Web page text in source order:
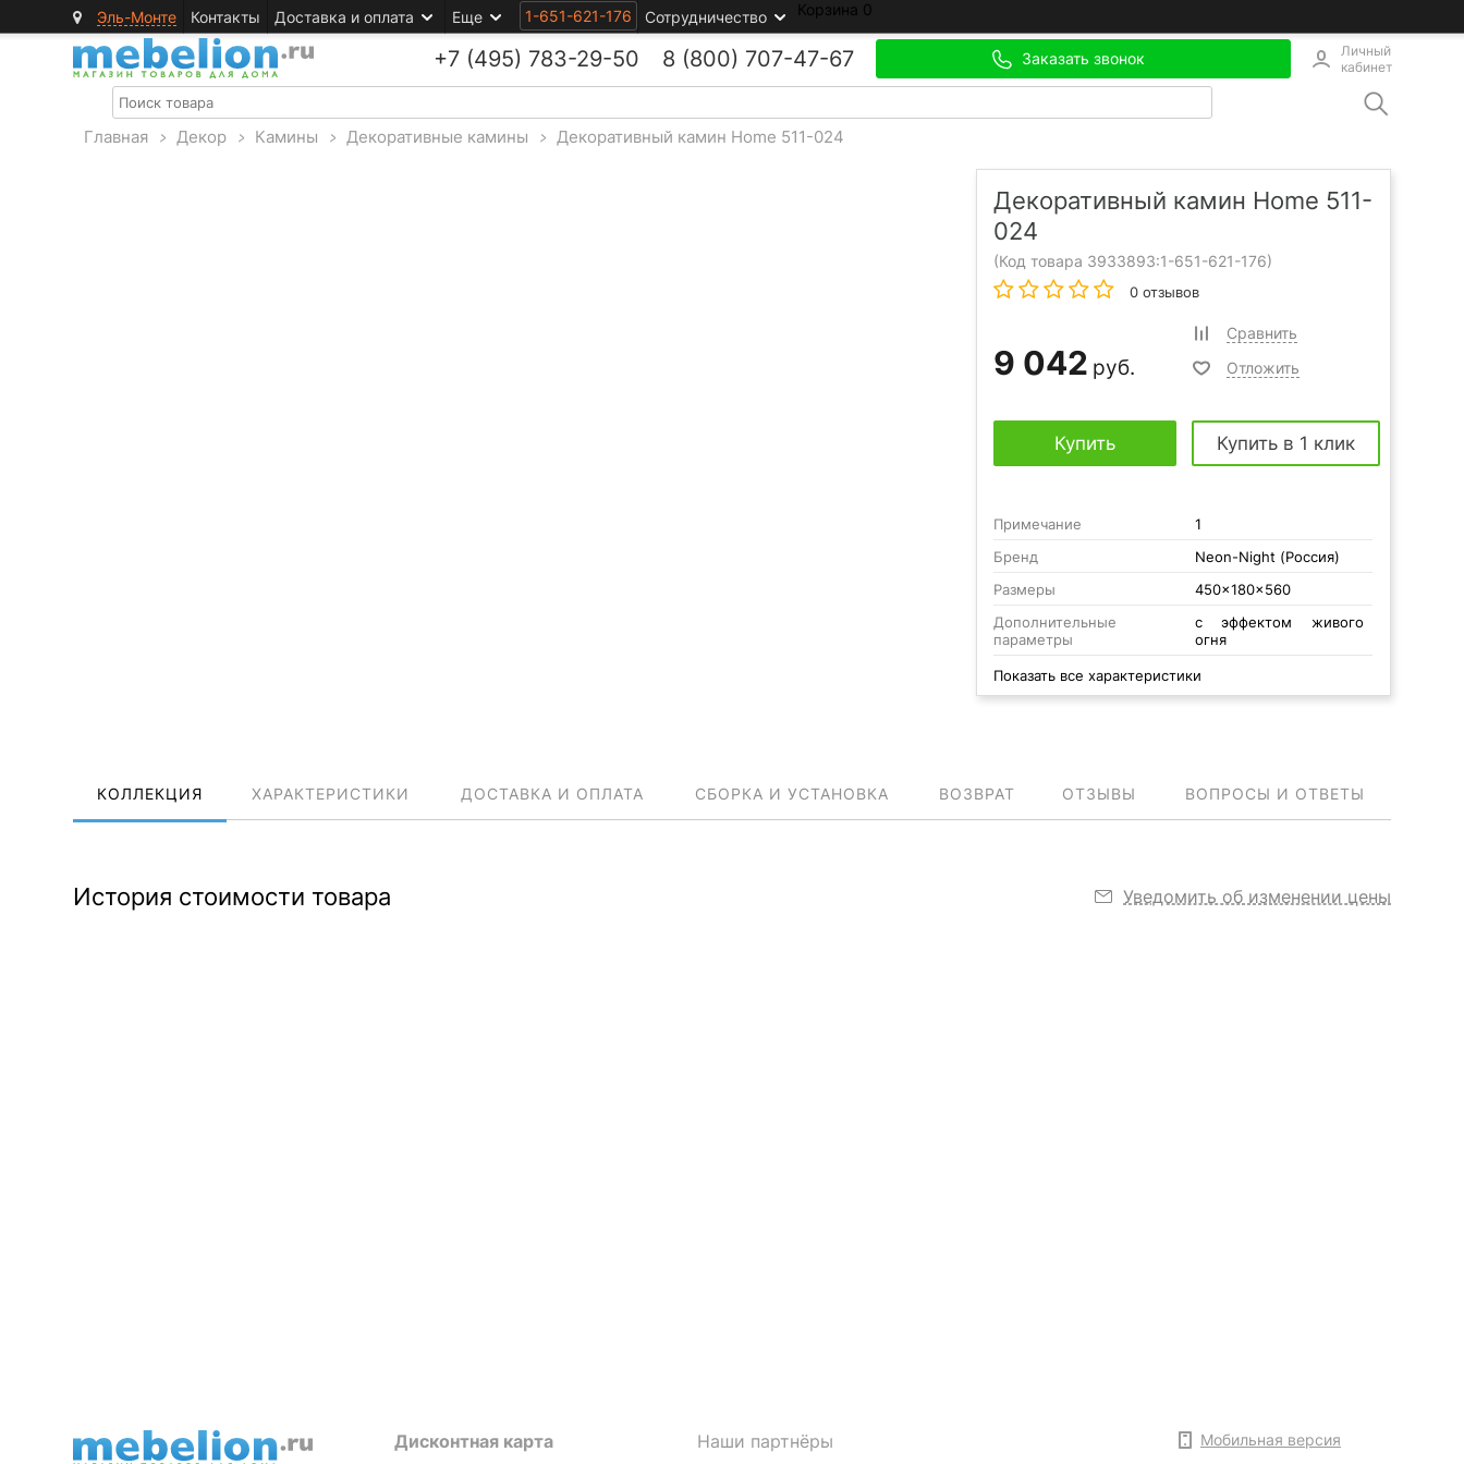
Эль-Монте Контакты Доставка и оплата Еще 1-651-621-176 Сотрудничество Корзина 0
+7 (495) 783-29-50 8 (800) 707-47-67 Заказать звонок
Личный
кабинет
Главная > Декор > Камины > Декоративные камины > Декоративный камин Home 511-024
Декоративный камин Home 511-
024
(Код товара 3933893:1-651-621-176)
0 отзывов
9 042 руб.
Сравнить
Отложить
Купить Купить в 1 клик
Примечание
1
Бренд
Neon-Night (Россия)
Размеры
450x180x560
Дополнительные
параметры
с эффектом живого
огня
Показать все характеристики
КОЛЛЕКЦИЯ ХАРАКТЕРИСТИКИ ДОСТАВКА И ОПЛАТА СБОРКА И УСТАНОВКА ВОЗВРАТ ОТЗЫВЫ ВОПРОСЫ И ОТВЕТЫ
История стоимости товара Уведомить об изменении цены
Дисконтная карта
Наши партнёры
Мобильная версия